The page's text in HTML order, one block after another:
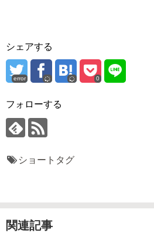
シェアする
error 0
フォローする
ショートタグ
関連記事